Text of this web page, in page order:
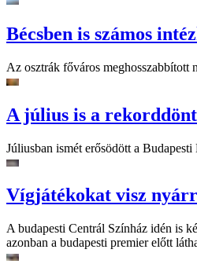
Bécsben is számos
Az osztrák főváros meghosszabbított
A július is a
Júliusban ismét erősödött a
Vígjátékokat visz
A budapesti Centrál Színház idén is
azonban a budapesti premier előtt